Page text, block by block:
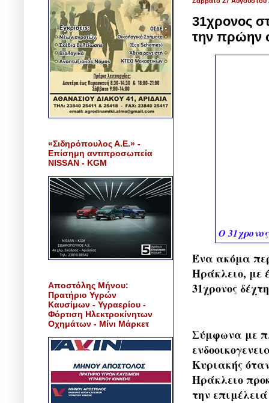
31χρονος
την πρώην
Ο
Ένα ακόμα
Ηράκλειο, με
31χρονος
Σύμφωνα με
Κυριακής
Ηράκλειο
την
«Σιδηρόπουλος Α.Ε.» -
Επίσημη αντιπροσωπεία
NISSAN - KGM
Αποστόλης Μήνου:
Πρατήριο Υγρών
Καυσίμων - Υγραερίου -
Φόρτιση Ηλεκτροκίνητων
Οχημάτων - Μίνι Μάρκετ